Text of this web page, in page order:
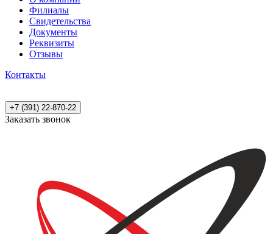
Филиалы
Свидетельства
Документы
Реквизиты
Отзывы
Контакты
+7 (391) 22-870-22
Заказать звонок